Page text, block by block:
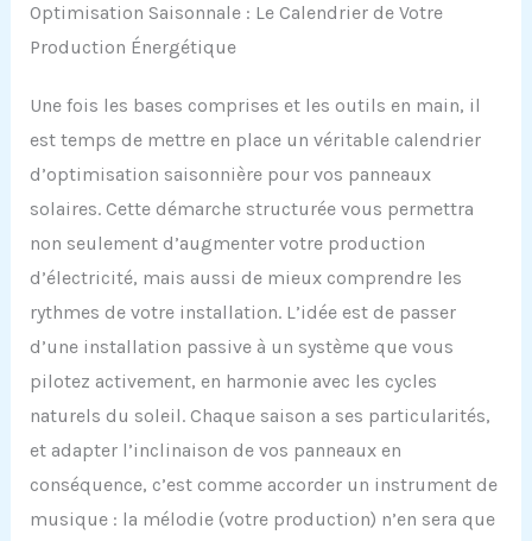
Optimisation Saisonnale : Le Calendrier de Votre
Production Énergétique
Une fois les bases comprises et les outils en main, il
est temps de mettre en place un véritable calendrier
d’optimisation saisonnière pour vos panneaux
solaires. Cette démarche structurée vous permettra
non seulement d’augmenter votre production
d’électricité, mais aussi de mieux comprendre les
rythmes de votre installation. L’idée est de passer
d’une installation passive à un système que vous
pilotez activement, en harmonie avec les cycles
naturels du soleil. Chaque saison a ses particularités,
et adapter l’inclinaison de vos panneaux en
conséquence, c’est comme accorder un instrument de
musique : la mélodie (votre production) n’en sera que